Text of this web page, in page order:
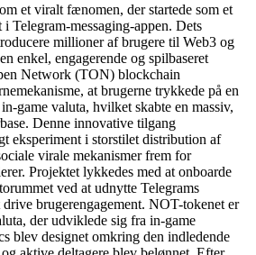
et viralt fænomen, der startede som et
Telegram-messaging-appen. Dets
millioner af brugere til Web3 og
enkel, engagerende og spilbaseret
Network (TON) blockchain
at brugerne trykkede på en
game valuta, hvilket skabte en massiv,
Denne innovative tilgang
eksperiment i storstilet distribution af
virale mekanismer frem for
Projektet lykkedes med at onboarde
ved at udnytte Telegrams
brugerengagement. NOT-tokenet er
der udviklede sig fra in-game
blev designet omkring den indledende